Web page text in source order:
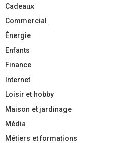
Cadeaux
Commercial
Énergie
Enfants
Finance
Internet
Loisir et hobby
Maison et jardinage
Média
Métiers et formations